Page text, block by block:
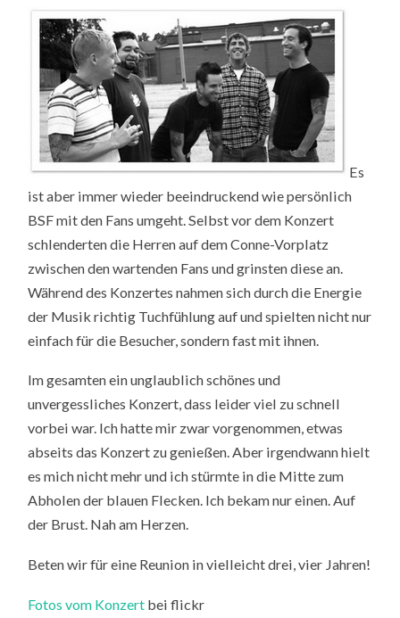
Es
ist aber immer wieder beeindruckend wie persönlich
BSF mit den Fans umgeht. Selbst vor dem Konzert
schlenderten die Herren auf dem Conne-Vorplatz
zwischen den wartenden Fans und grinsten diese an.
Während des Konzertes nahmen sich durch die Energie
der Musik richtig Tuchfühlung auf und spielten nicht nur
einfach für die Besucher, sondern fast mit ihnen.
Im gesamten ein unglaublich schönes und
unvergessliches Konzert, dass leider viel zu schnell
vorbei war. Ich hatte mir zwar vorgenommen, etwas
abseits das Konzert zu genießen. Aber irgendwann hielt
es mich nicht mehr und ich stürmte in die Mitte zum
Abholen der blauen Flecken. Ich bekam nur einen. Auf
der Brust. Nah am Herzen.
Beten wir für eine Reunion in vielleicht drei, vier Jahren!
Fotos vom Konzert bei flickr